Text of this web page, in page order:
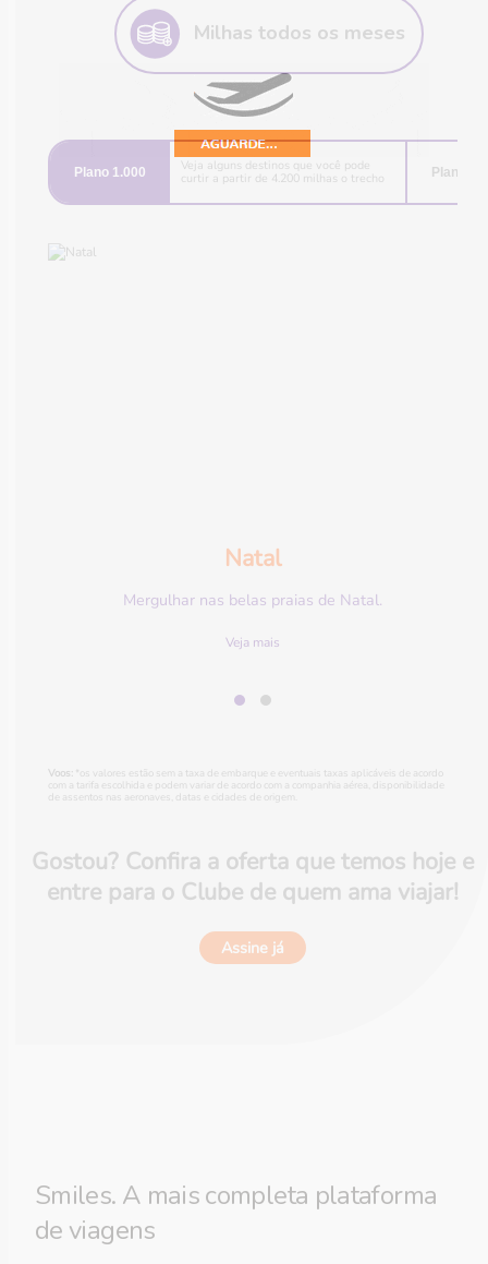
de milhas por ser cliente do Clube.
Milhas todos os meses
Escolheu o plano? Milhas direto na
sua conta, fácil assim!
Plano 1.000
Veja alguns destinos que você pode
curtir a partir de 4.200 milhas o trecho
Plano
Natal
Mergulhar nas belas praias de Natal.
Veja mais
Voos: *os valores estão sem a taxa de embarque e eventuais taxas aplicáveis de acordo
com a tarifa escolhida e podem variar de acordo com a companhia aérea, disponibilidade
de assentos nas aeronaves, datas e cidades de origem.
Gostou? Confira a oferta que temos hoje e
entre para o Clube de quem ama viajar!
Assine já
Smiles. A mais completa plataforma
de viagens